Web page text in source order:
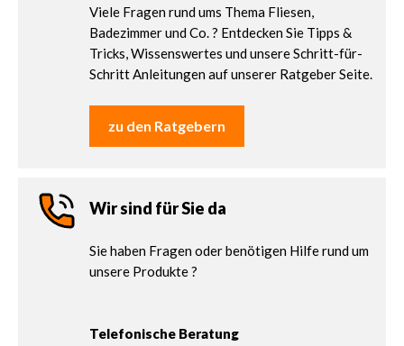
Viele Fragen rund ums Thema Fliesen,
Badezimmer und Co. ? Entdecken Sie Tipps &
Tricks, Wissenswertes und unsere Schritt-für-
Schritt Anleitungen auf unserer Ratgeber Seite.
zu den Ratgebern
Wir sind für Sie da
Sie haben Fragen oder benötigen Hilfe rund um
unsere Produkte ?
Telefonische Beratung